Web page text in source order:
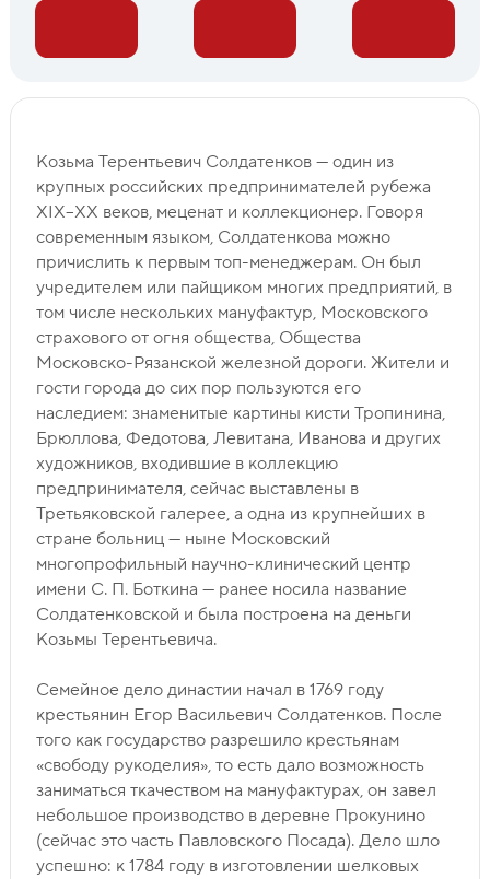
Козьма Терентьевич Солдатенков — один из
крупных российских предпринимателей рубежа
XIX–ХХ веков, меценат и коллекционер. Говоря
современным языком, Солдатенкова можно
причислить к первым топ-менеджерам. Он был
учредителем или пайщиком многих предприятий, в
том числе нескольких мануфактур, Московского
страхового от огня общества, Общества
Московско-Рязанской железной дороги. Жители и
гости города до сих пор пользуются его
наследием: знаменитые картины кисти Тропинина,
Брюллова, Федотова, Левитана, Иванова и других
художников, входившие в коллекцию
предпринимателя, сейчас выставлены в
Третьяковской галерее, а одна из крупнейших в
стране больниц — ныне Московский
многопрофильный научно-клинический центр
имени С. П. Боткина — ранее носила название
Солдатенковской и была построена на деньги
Козьмы Терентьевича.
Семейное дело династии начал в 1769 году
крестьянин Егор Васильевич Солдатенков. После
того как государство разрешило крестьянам
«свободу рукоделия», то есть дало возможность
заниматься ткачеством на мануфактурах, он завел
небольшое производство в деревне Прокунино
(сейчас это часть Павловского Посада). Дело шло
успешно: к 1784 году в изготовлении шелковых